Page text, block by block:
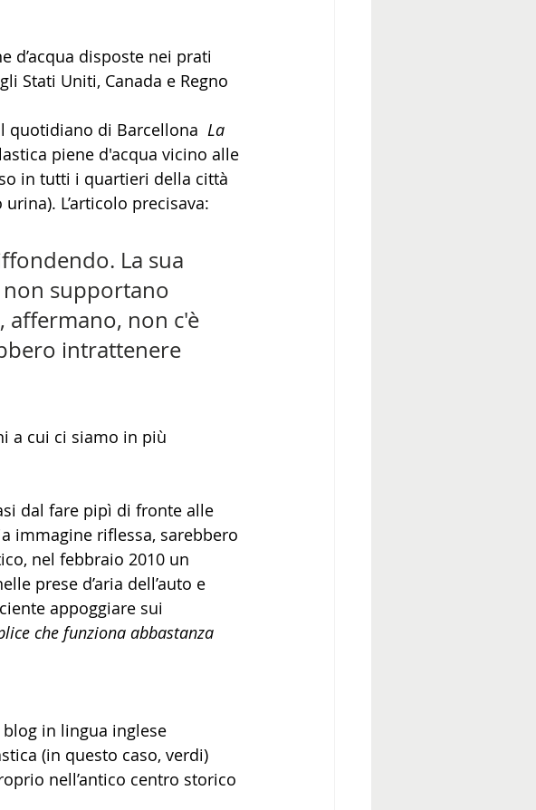
d’acqua disposte nei prati
Stati Uniti, Canada e Regno
quotidiano di Barcellona La
piene d'acqua vicino alle
in tutti i quartieri della città
L’articolo precisava:
La sua
non supportano
affermano, non c'è
intrattenere
a cui ci siamo in più
dal fare pipì di fronte alle
immagine riflessa, sarebbero
nel febbraio 2010 un
prese d’aria dell’auto e
appoggiare sui
che funziona abbastanza
blog in lingua inglese
(in questo caso, verdi)
nell’antico centro storico